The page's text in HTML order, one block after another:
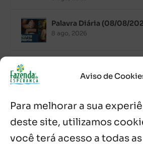
Aviso de
Para melhorar a sua
deste site, utilizamos
você terá acesso a todas as
Palavra Diária (08/08/
8 ago, 2026
Sopão da Comunidade
Es de Chapala celebram
missão em encontro
7 ago, 2026